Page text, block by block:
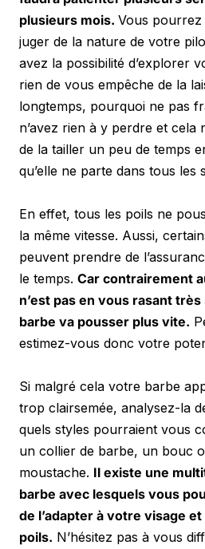
plusieurs mois. Vous
juger de la nature de votre
avez la possibilité d’explorer
rien de vous empêche de la
longtemps, pourquoi ne pas
n’avez rien à y perdre et cela
de la tailler un peu de temps
qu’elle ne parte dans tous les
En effet, tous les poils ne
la même vitesse. Aussi,
peuvent prendre de
le temps. Car contrairement
n’est pas en vous rasant
barbe va pousser plus vite.
estimez-vous donc votre
Si malgré cela votre barbe
trop clairsemée, analysez-la
quels styles pourraient vous
un collier de barbe, un bouc
moustache. Il existe une
barbe avec lesquels vous
de l’adapter à votre visage
poils. N’hésitez pas à vous